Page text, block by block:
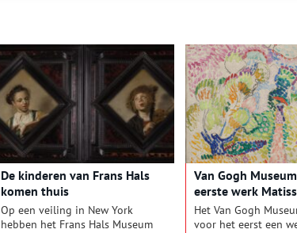
De kinderen van Frans Hals
komen thuis
Op een veiling in New York
hebben het Frans Hals Museum
Van Gogh
eerste werk
Het Van Gogh
voor het eerst een